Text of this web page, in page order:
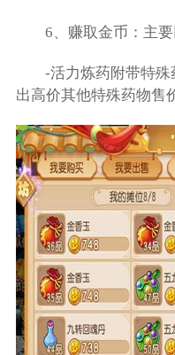
6、赚取金币：主要
-活力炼药附带特
出高价其他特殊药物售